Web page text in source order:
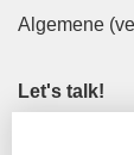
Algemene
Let's talk!